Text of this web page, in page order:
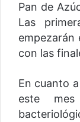
Pan de
Las
empezarán
con las
En cuanto
este